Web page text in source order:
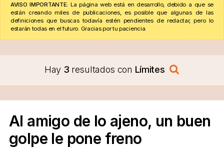
AVISO IMPORTANTE: La página web está en desarrollo, debido a que se
están creando miles de publicaciones, es posible que algunas de las
definiciones que buscas todavía estén pendientes de redactar, pero lo
estarán todas en el futuro. Gracias por tu paciencia.
Hay 3 resultados con Límites
Al amigo de lo ajeno, un buen
golpe le pone freno